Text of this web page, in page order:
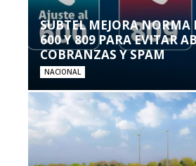
SUBTEL MEJORA NORMA
600 Y 809 PARA EVITAR
COBRANZAS Y SPAM
NACIONAL